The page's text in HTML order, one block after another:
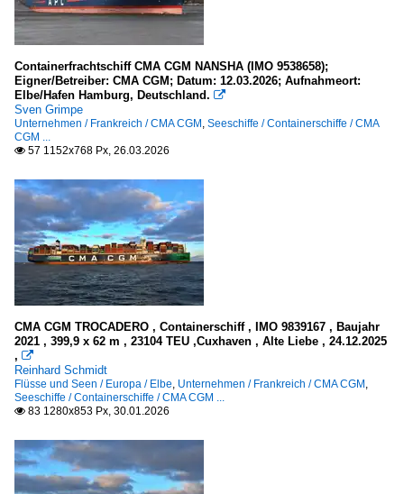
Containerfrachtschiff CMA CGM NANSHA (IMO 9538658);
Eigner/Betreiber: CMA CGM; Datum: 12.03.2026; Aufnahmeort:
Elbe/Hafen Hamburg, Deutschland. 
Sven Grimpe
Unternehmen / Frankreich / CMA CGM , Seeschiffe / Containerschiffe / CMA
CGM ...
 57 1152x768 Px, 26.03.2026
CMA CGM TROCADERO , Containerschiff , IMO 9839167 , Baujahr
2021 , 399,9 x 62 m , 23104 TEU ,Cuxhaven , Alte Liebe , 24.12.2025
, 
Reinhard Schmidt
Flüsse und Seen / Europa / Elbe, Unternehmen / Frankreich / CMA CGM ,
Seeschiffe / Containerschiffe / CMA CGM ...
 83 1280x853 Px, 30.01.2026